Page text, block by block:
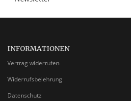
INFORMATIONEN
Vertrag widerrufen
Widerrufsbelehrung
Datenschutz